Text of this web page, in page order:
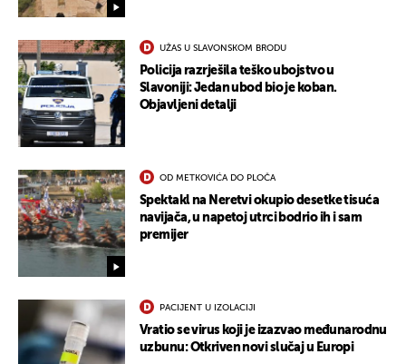
UŽAS U SLAVONSKOM BRODU
Policija razrješila teško ubojstvo u
Slavoniji: Jedan ubod bio je koban.
Objavljeni detalji
OD METKOVIĆA DO PLOČA
Spektakl na Neretvi okupio desetke tisuća
navijača, u napetoj utrci bodrio ih i sam
premijer
PACIJENT U IZOLACIJI
Vratio se virus koji je izazvao međunarodnu
uzbunu: Otkriven novi slučaj u Europi